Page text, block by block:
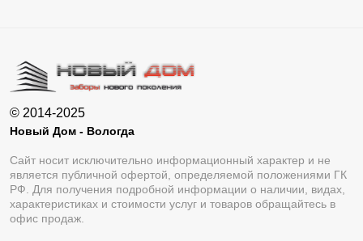
© 2014-2025
Новый Дом - Вологда
Сайт носит исключительно информационный характер и не
является публичной офертой, определяемой положениями ГК
РФ. Для получения подробной информации о наличии, видах,
характеристиках и стоимости услуг и товаров обращайтесь в
офис продаж.